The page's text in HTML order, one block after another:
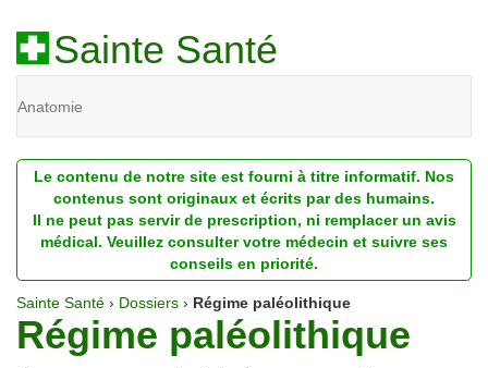
Sainte Santé
Anatomie
Diagnostic
Dossiers
Homéopathie
Nutrition
Le contenu de notre site est fourni à titre informatif. Nos
contenus sont originaux et écrits par des humains.
Il ne peut pas servir de prescription, ni remplacer un avis
médical. Veuillez consulter votre médecin et suivre ses
conseils en priorité.
Sainte Santé › Dossiers › Régime paléolithique
Régime paléolithique